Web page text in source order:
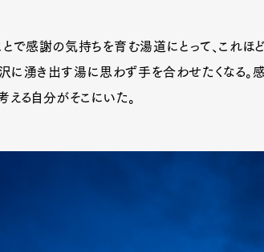
とで感謝の気持ちを育む湯道にとって、これほ
に湧き出す湯に思わず手を合わせたくなる。
える自分がそこにいた。